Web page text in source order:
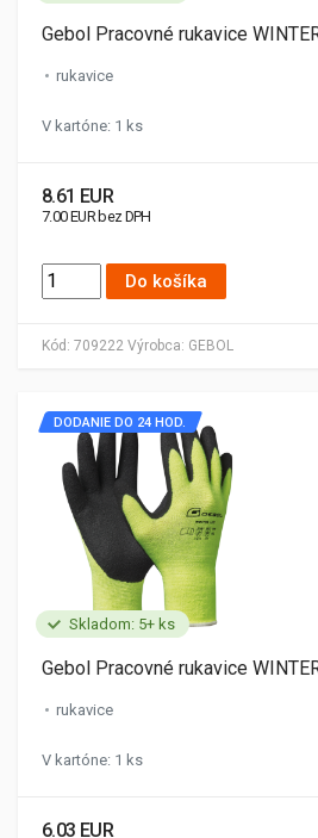
Kód: 709222 Výrobca: GEBOL
Gebol Pracovné rukavice
rukavice
V kartóne: 1 ks
8.61 EUR
7.00 EUR bez DPH
Do košíka
Skladom: 5+ ks
DODANIE DO 24 HOD.
Gebol Pracovné rukavice
rukavice
V kartóne: 1 ks
6.03 EUR